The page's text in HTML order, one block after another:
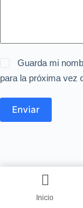
Guarda mi
para la próxima vez
Enviar
Inicio